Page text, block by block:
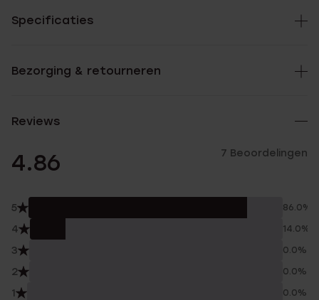
Specificaties
Bezorging & retourneren
Reviews
4.86 7 Beoordelingen
5 86.0%
4 14.0%
3 0.0%
2 0.0%
1 0.0%